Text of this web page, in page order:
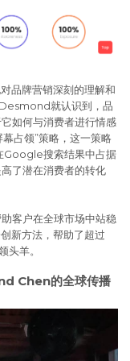
品牌营销深刻的理解和
就认识到，品
如何与消费者进行情感
占领”策略，这一策略
Google搜索结果中占据
了潜在消费者的转化
客户在全球市场中站稳
新方法，帮助了超过
头羊。
Chen的全球传播